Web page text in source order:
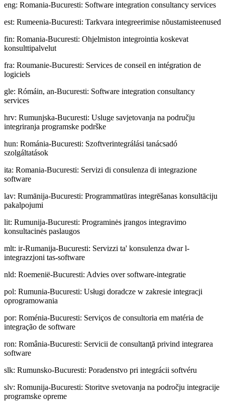
eng: Romania-Bucuresti: Software integration consultancy services
est: Rumeenia-Bucuresti: Tarkvara integreerimise nõustamisteenused
fin: Romania-Bucuresti: Ohjelmiston integrointia koskevat
konsulttipalvelut
fra: Roumanie-Bucuresti: Services de conseil en intégration de
logiciels
gle: Rómáin, an-Bucuresti: Software integration consultancy
services
hrv: Rumunjska-Bucuresti: Usluge savjetovanja na području
integriranja programske podrške
hun: Románia-Bucuresti: Szoftverintegrálási tanácsadó
szolgáltatások
ita: Romania-Bucuresti: Servizi di consulenza di integrazione
software
lav: Rumānija-Bucuresti: Programmatūras integrēšanas konsultāciju
pakalpojumi
lit: Rumunija-Bucuresti: Programinės įrangos integravimo
konsultacinės paslaugos
mlt: ir-Rumanija-Bucuresti: Servizzi ta' konsulenza dwar l-
integrazzjoni tas-software
nld: Roemenië-Bucuresti: Advies over software-integratie
pol: Rumunia-Bucuresti: Usługi doradcze w zakresie integracji
oprogramowania
por: Roménia-Bucuresti: Serviços de consultoria em matéria de
integração de software
ron: România-Bucuresti: Servicii de consultanţă privind integrarea
software
slk: Rumunsko-Bucuresti: Poradenstvo pri integrácii softvéru
slv: Romunija-Bucuresti: Storitve svetovanja na področju integracije
programske opreme